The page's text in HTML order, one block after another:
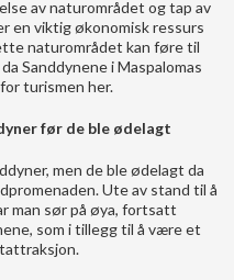
av naturområdet og tap av
en viktig økonomisk ressurs
naturområdet kan føre til
Sanddynene i Maspalomas
turismen her.
før de ble ødelagt
men de ble ødelagt da
Ute av stand til å
man sør på øya, fortsatt
som i tillegg til å være et